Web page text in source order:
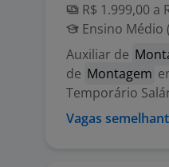
R$ 1.999,00 a
Ensino Médio
Auxiliar de
de Montagem
Temporário
Vagas